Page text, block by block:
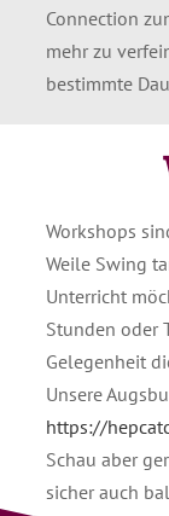
Connection
mehr zu
bestimmte
Workshops
Weile Swing
Unterricht
Stunden oder
Gelegenheit
Unsere
https://
Schau aber
sicher auch